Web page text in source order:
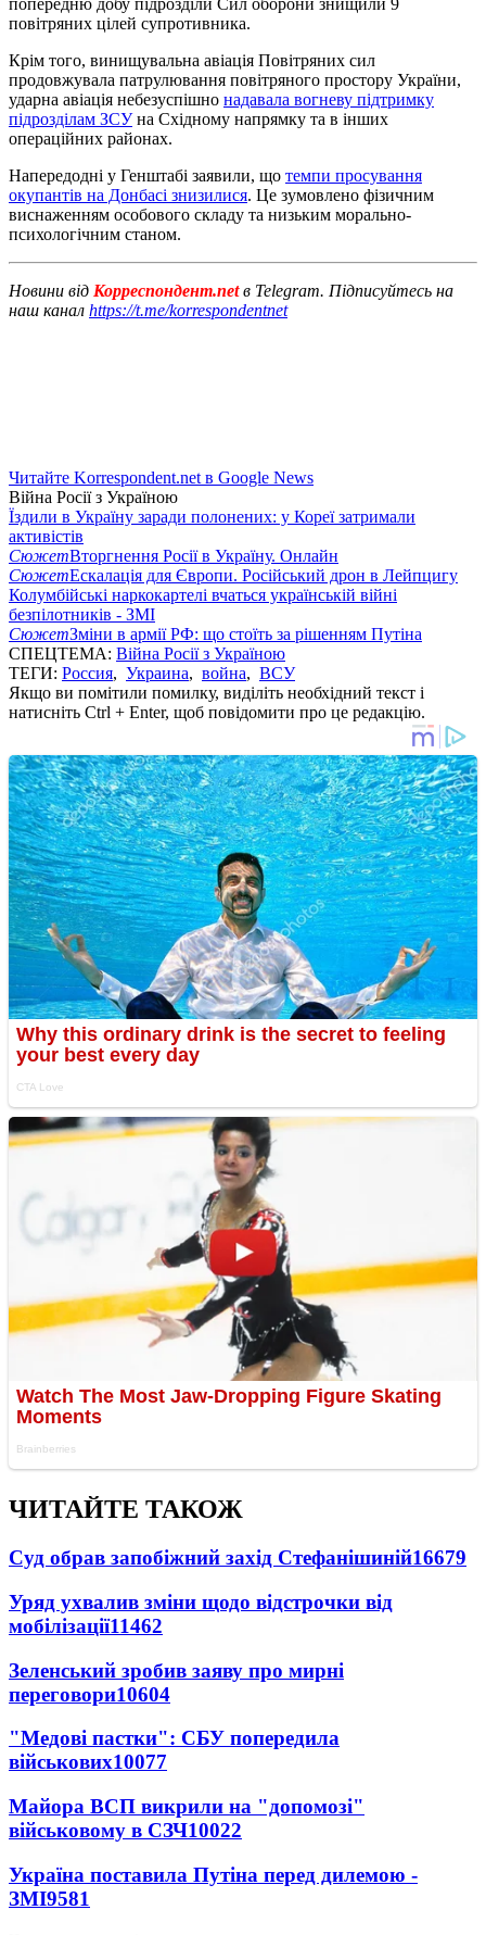
повітряних цілей супротивника.
Крім того, винищувальна авіація Повітряних сил
продовжувала патрулювання повітряного простору України,
ударна авіація небезуспішно надавала вогневу підтримку
підрозділам ЗСУна Східному напрямку та в інших
операційних районах.
Напередодні у Генштабі заявили, що темпи просування
окупантів на Донбасі знизилися. Це зумовлено фізичним
виснаженням особового складу та низьким морально-
психологічним станом.
Новини від Корреспондент.netв Telegram. Підписуйтесь на
наш канал https://t.me/korrespondentnet
Читайте Korrespondent.net в Google News
Війна Росії з Україною
Їздили в Україну заради полонених: у Кореї затримали
активістів
СюжетВторгнення Росії в Україну. Онлайн
СюжетЕскалація для Європи. Російський дрон в Лейпцигу
Колумбійські наркокартелі вчаться українській війні
безпілотників - ЗМІ
СюжетЗміни в армії РФ: що стоїть за рішенням Путіна
СПЕЦТЕМА: Війна Росії з Україною
ТЕГИ: Россия, Украина, война, ВСУ
Якщо ви помітили помилку, виділіть необхідний текст і
натисніть Ctrl + Enter, щоб повідомити про це редакцію.
ЧИТАЙТЕ ТАКОЖ
Суд обрав запобіжний захід Стефанішиній16679
Уряд ухвалив зміни щодо відстрочки від
мобілізації11462
Зеленський зробив заяву про мирні
переговори10604
"Медові пастки": СБУ попередила
військових10077
Майора ВСП викрили на "допомозі"
військовому в СЗЧ10022
Україна поставила Путіна перед дилемою -
ЗМІ9581